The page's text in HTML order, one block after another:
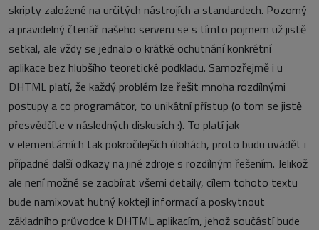
skripty založené na určitých nástrojích a standardech. Pozorný
a pravidelný čtenář našeho serveru se s tímto pojmem už jistě
setkal, ale vždy se jednalo o krátké ochutnání konkrétní
aplikace bez hlubšího teoretické podkladu. Samozřejmě i u
DHTML platí, že každý problém lze řešit mnoha rozdílnými
postupy a co programátor, to unikátní přístup (o tom se jistě
přesvědčíte v následných diskusích :). To platí jak
v elementárních tak pokročilejších úlohách, proto budu uvádět i
případné další odkazy na jiné zdroje s rozdílným řešením. Jelikož
ale není možné se zaobírat všemi detaily, cílem tohoto textu
bude namixovat hutný koktejl informací a poskytnout
základního průvodce k DHTML aplikacím, jehož součástí bude